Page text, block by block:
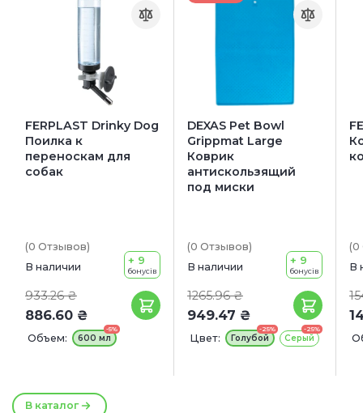
В каталог
FERPLAST Drinky Dog
Поилка к
переноскам для
собак
(0 Отзывов)
В наличии
933.26 ₴
886.60 ₴
+ 9
бонусів
Объем:
-5%
600 мл
DEXAS Pet Bowl
Grippmat Large
Коврик
антискользящий
под миски
(0 Отзывов)
В наличии
1265.96 ₴
949.47 ₴
+ 9
бонусів
Цвет:
-25%
Голубой
-25%
Серый
(0
В